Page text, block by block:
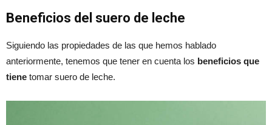
Beneficios del suero de leche
Siguiendo las propiedades de las que hemos hablado
anteriormente, tenemos que tener en cuenta los beneficios que
tiene tomar suero de leche.